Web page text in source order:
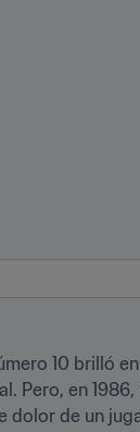
10 brilló
Pero, en
dolor de un